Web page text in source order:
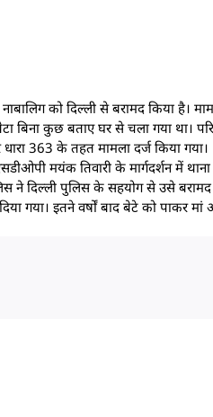
को दिल्ली से बरामद किया है।
बेटा बिना कुछ बताए घर से चला गया था।
363 के तहत मामला दर्ज किया गया।
मयंक तिवारी के मार्गदर्शन में थाना
ने दिल्ली पुलिस के सहयोग से उसे
गया। इतने वर्षों बाद बेटे को पाकर मां